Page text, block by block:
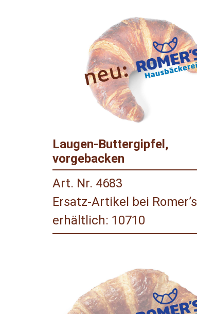
Laugen-Buttergipfel,
vorgebacken
Art. Nr. 4683
Ersatz-Artikel bei Romer’s
erhältlich: 10710